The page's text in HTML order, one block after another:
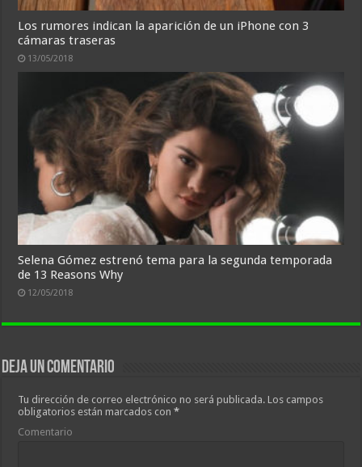
Los rumores indican la aparición de un iPhone con 3
cámaras traseras
13/05/2018
Selena Gómez estrenó tema para la segunda temporada
de 13 Reasons Why
12/05/2018
Deja un comentario
Tu dirección de correo electrónico no será publicada. Los campos
obligatorios están marcados con*
Comentario